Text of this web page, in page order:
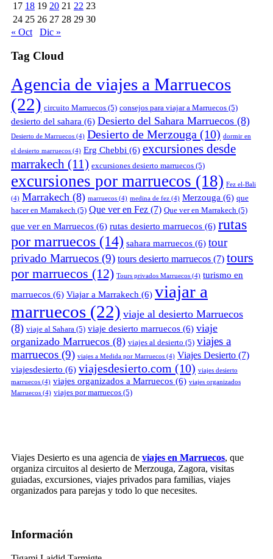
17 18 19 20 21 22 23
24 25 26 27 28 29 30
« Oct
Dic »
Tag Cloud
Agencia de viajes a Marruecos
(22) circuito Marruecos (5) consejos para viajar a Marruecos (5)
desierto del sahara (6) Desierto del Sahara Marruecos (8)
Desierto de Marruecos (4) Desierto de Merzouga (10) dormir en
el desierto marruecos (4) Erg Chebbi (6) excursiones desde
marrakech (11) excursiones desierto marruecos (5)
excursiones por marruecos (18) Fez el-Bali
(4) Marrakech (8) marruecos (4) medina de fez (4) Merzouga (6) que
hacer en Marrakech (5) Que ver en Fez (7) Que ver en Marrakech (5)
que ver en Marruecos (6) rutas desierto marruecos (6) rutas
por marruecos (14) sahara marruecos (6) tour
privado Marruecos (9) tours desierto marruecos (7) tours
por marruecos (12) Tours privados Marruecos (4) turismo en
marruecos (6) Viajar a Marrakech (6) viajar a
marruecos (22) viaje al desierto Marruecos
(8) viaje al Sahara (5) viaje desierto marruecos (6) viaje
organizado Marruecos (8) viajes al desierto (5) viajes a
marruecos (9) viajes a Medida por Marruecos (4) Viajes Desierto (7)
viajesdesierto (6) viajesdesierto.com (10) viajes desierto
marruecos (4) viajes organizados a Marruecos (6) viajes organizados
Marruecos (4) viajes por marruecos (5)
Viajes Desierto es una agencia de viajes en Marruecos, que
organiza circuitos al desierto de Merzouga, Zagora, visitas
guiadas, excursiones, viajes privados para familias, viajes
organizados para parejas y todo lo que necesites.
Información